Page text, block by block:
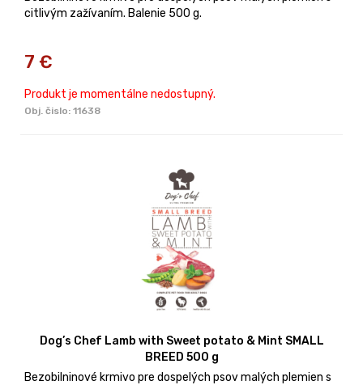
citlivým zažívaním. Balenie 500 g.
7 €
Produkt je momentálne nedostupný.
Obj. čislo: 11638
Dog’s Chef Lamb with Sweet potato & Mint SMALL
BREED 500 g
Bezobilninové krmivo pre dospelých psov malých plemien s